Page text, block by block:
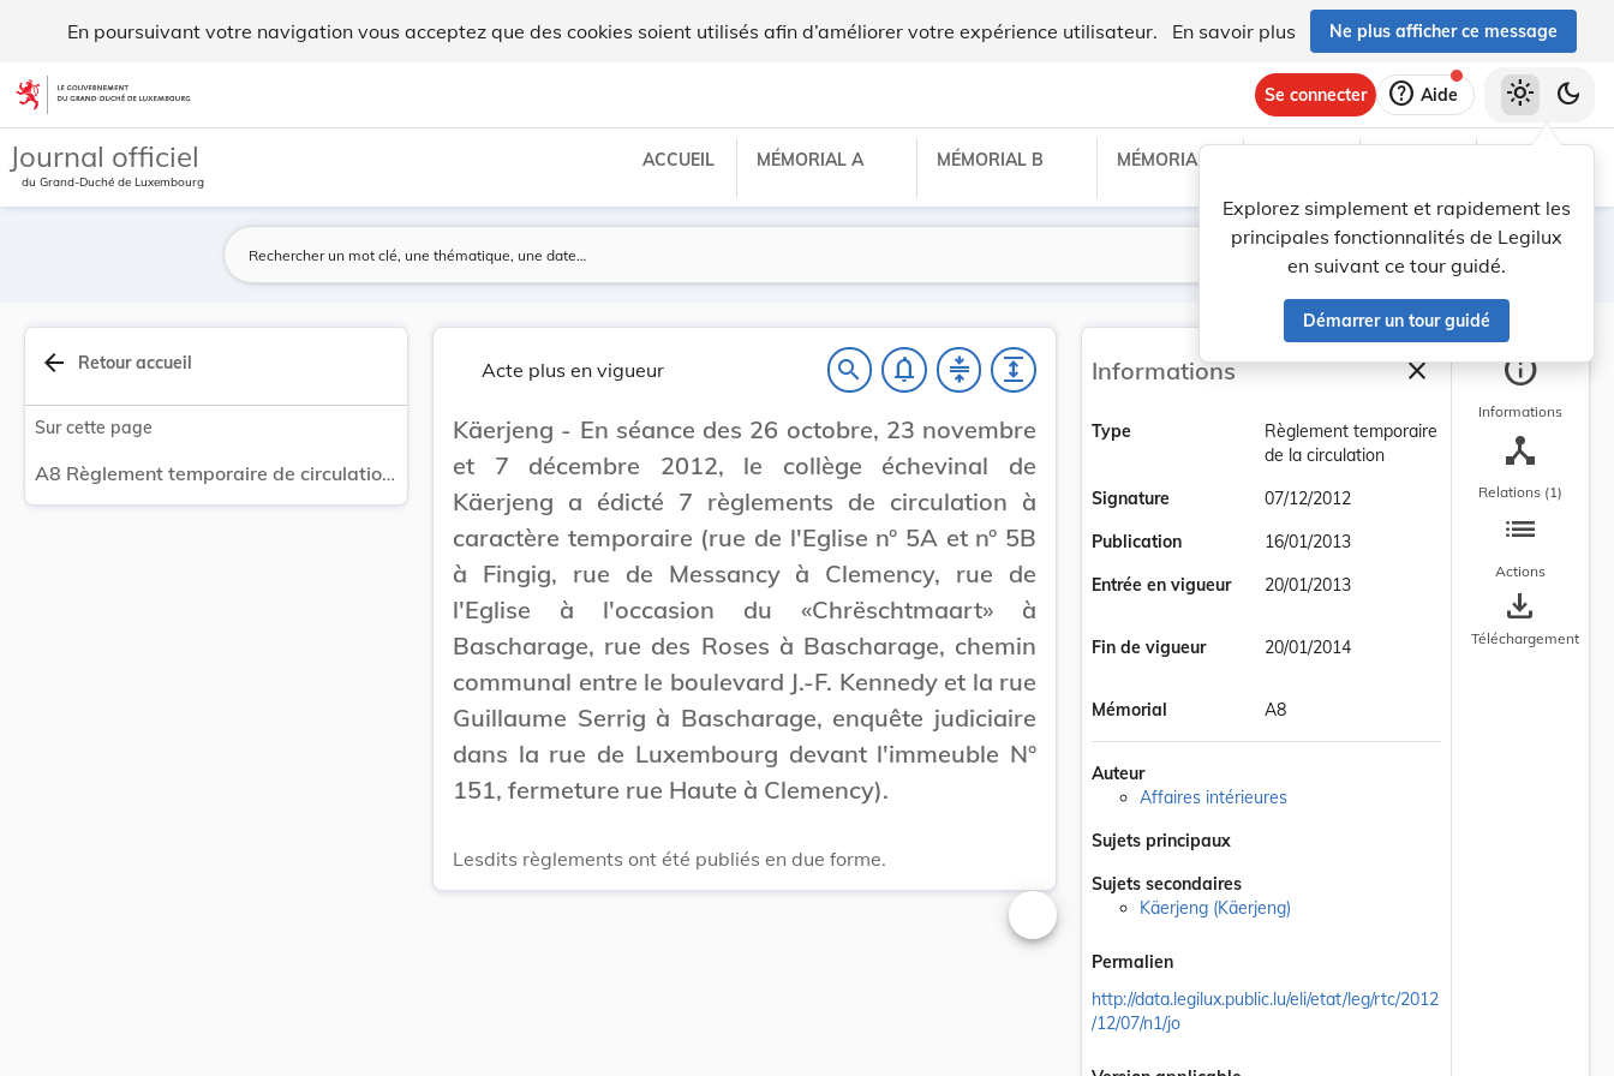
En poursuivant votre navigation vous acceptez que des cookies soient utilisés afin d’améliorer votre expérience utilisateur. En savoir plus Ne plus afficher ce message
Aller au contenu
Se connecter help Aide
Explorez simplement et rapidement les
principales fonctionnalités de Legilux
en suivant ce tour guidé.
Démarrer un tour guidé
light_mode dark_mode
Journal officiel
du Grand-Duché de Luxembourg
ACCUEIL MÉMORIAL A MÉMORIAL B MÉMORIAL C
Lancer la recherche
Filtres
arrow_back Retour accueil
Sur cette page
A8 Règlement temporaire de circulation - Käerjeng.
Acte plus en vigueur search notifications_none compress expand
Käerjeng - En séance des 26 octobre, 23 novembre
et 7 décembre 2012, le collège échevinal de
Käerjeng a édicté 7 règlements de circulation à
caractère temporaire (rue de l'Eglise n° 5A et n° 5B
à Fingig, rue de Messancy à Clemency, rue de
l'Eglise à l'occasion du «Chrëschtmaart» à
Bascharage, rue des Roses à Bascharage, chemin
communal entre le boulevard J.-F. Kennedy et la rue
Guillaume Serrig à Bascharage, enquête judiciaire
dans la rue de Luxembourg devant l'immeuble N°
151, fermeture rue Haute à Clemency).
Lesdits règlements ont été publiés en due forme.
Changer la taille du texte
Informations closeFermer la barre
Type
Règlement temporaire
de la circulation
Signature
07/12/2012
Publication
16/01/2013
Entrée en vigueur
20/01/2013
Fin de vigueur 20/01/2014
Mémorial A8
Auteur
Affaires intérieures
Sujets principaux
Sujets secondaires
Käerjeng (Käerjeng)
Permalien
http://data.legilux.public.lu/eli/etat/leg/rtc/2012
/12/07/n1/jo
info
Informations
device_hub
Relations (1)
list
Actions
save_alt
Téléchargement